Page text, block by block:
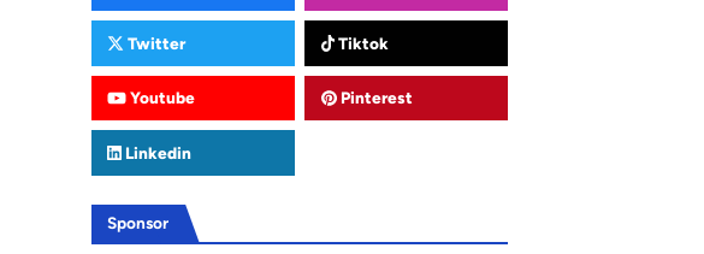
Twitter Tiktok
Youtube Pinterest
Linkedin
Sponsor